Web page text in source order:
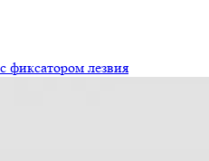
фиксатором лезвия